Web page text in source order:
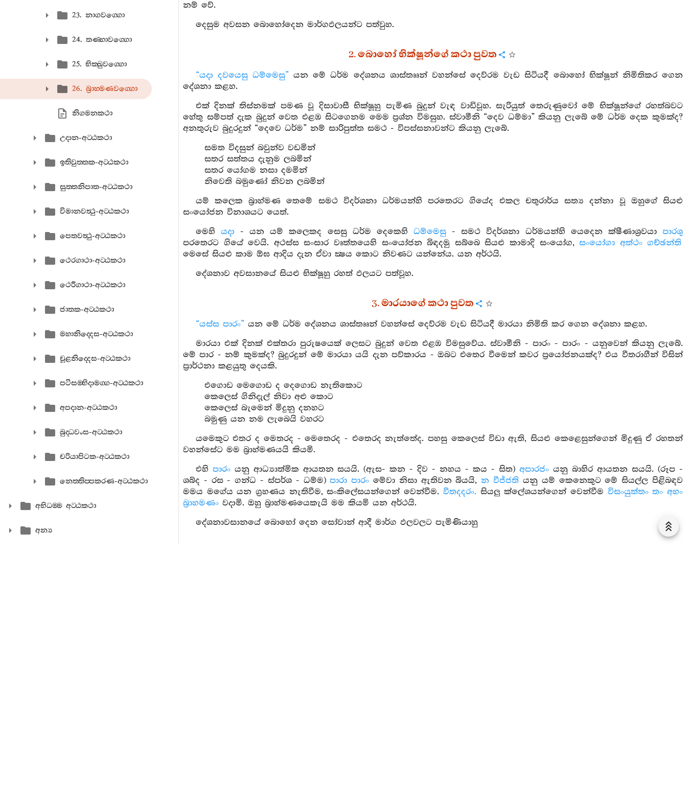
23. නාගවග‍්ගො
24. තණ‍්හාවග‍්ගො
25. භික‍්ඛුවග‍්ගො
26. බ්‍රාහ‍්මණවග‍්ගො
නිගමනකථා
උදාන-අට‍්ඨකථා
ඉතිවුත‍්තක-අට‍්ඨකථා
සුත‍්තනිපාත-අට‍්ඨකථා
විමානවත්‍ථු-අට‍්ඨකථා
පෙතවත්‍ථු-අට‍්ඨකථා
ථෙරගාථා-අට‍්ඨකථා
ථෙරීගාථා-අට‍්ඨකථා
ජාතක-අට‍්ඨකථා
මහානිද‍්දෙස-අට‍්ඨකථා
චූළනිද‍්දෙස-අට‍්ඨකථා
පටිසම‍්භිදාමග‍්ග-අට‍්ඨකථා
අපදාන-අට‍්ඨකථා
බුද‍්ධවංස-අට‍්ඨකථා
චරියාපිටක-අට‍්ඨකථා
නෙත‍්තිප‍්පකරණ-අට‍්ඨකථා
අභිධම‍්ම අට‍්ඨකථා
අන්‍ය
නම් වේ.
දෙසුම අවසන බොහෝදෙන මාර්ගඵලයන්ට පත්වුහ.
2. බොහෝ භික්ෂූන්ගේ කථා පුවත
“යදා දවයෙසු ධම්මෙසු”යන මේ ධර්ම දේශනය ශාස්තෲන් වහන්සේ දෙව්රම වැඩ සිටියදී බොහෝ භික්ෂූන් නිමිතිකර ගෙන
දේශනා කළහ.
එක් දිනක් තිස්නමක් පමණ වූ දිසාවාසී භික්ෂූහු පැමිණ බුදුන් වැඳ වාඩිවූහ. සැරියුත් තෙරුණුවෝ මේ භික්ෂූන්ගේ රහත්බවට
හේතු සම්පත් දැක බුදුන් වෙත එළඹ සිටගෙනම මෙම ප්‍රශ්න විමසුහ. ස්වාමීනි “දෙව ධම්මා” කියනු ලැබේ මේ ධර්ම දෙක කුමක්ද?
අනතුරුව බුදුරදුන් “දෙවෙ ධර්ම” නම් සාරිපුත්ත සමථ - විපස්සනාවන්ට කියනු ලැබේ.
සමත විදසුන් බවුන්ව වඩමින්
සතර සත්තය දැනුම ලබමින්
සතර යෝගම නසා දමමින්
නිවෙති බමුණෝ නිවන ලබමින්
යම් කලෙක බ්‍රාහ්මණ තෙමේ සමථ විදර්ශනා ධර්මයන්හි පරතෙරට ගියේද එකල චතුරාර්ය සත්‍ය දන්නා වූ ඔහුගේ සියළු
සංයෝජන විනාශයට යෙත්.
මෙහි යදා - යන යම් කලෙකද සෙසු ධර්ම දෙකෙහි ධම්මෙසු- සමථ විදර්ශනා ධර්මයන්හි යෙදෙන ක්ෂීණාශ්‍රවයාපාරශු
පරතෙරට ගියේ වෙයි. අථස්ස සංසාර වෘත්තයෙහි සංයෝජන බිඳදමු සබ්බෙ සියළු කාමාදි සංයෝග,සංයෝගා අත්ථං ගච්ඡන්ති
මෙසේ සියළු කාම ඕඝ ආදිය දැන ඒවා ක්‍ෂය කොට නිවණට යන්නේය. යන අර්ථයි.
දේශනාව අවසානයේ සියළු භික්ෂූහු රහත් ඵලයට පත්වූහ.
3. මාරයාගේ කථා පුවත
“යස්ස පාරං” යන මේ ධර්ම දේශනය ශාස්තෲන් වහන්සේ දෙව්රම වැඩ සිටියදී මාරයා නිමිති කර ගෙන දේශනා කළහ.
මාරයා එක් දිනක් එක්තරා පුරුෂයෙක් ලෙසට බුදුන් වෙත එළඹ විමසුවේය. ස්වාමීනි - පාරං - පාරං - යනුවෙන් කියනු ලැබේ.
මේ පාර - නම් කුමක්ද? බුදුරදුන් මේ මාරයා යයි දැන පව්කාරය - ඔබට එතෙර වීමෙන් කවර ප්‍රයෝජනයක්ද? එය වීතරාගීන් විසින්
ප්‍රාර්ථනා කළයුතු දෙයකි.
එගොඩ මෙගොඩ ද දෙගොඩ නැතිකොට
කෙලෙස් ගිනිදැල් නිවා අළු කොට
කෙලෙස් බැමෙන් මිදුනු දනහට
බමුණු යන නම ලැබෙයි වහරට
යමෙකුට එතර ද මෙතරද - මෙතෙරද - එතෙරද නැත්තේද. පහසු කෙලෙස් විඩා ඇති, සියළු කෙළෙසුන්ගෙන් මිදුණු ඒ රහතන්
වහන්සේට මම බ්‍රාහ්මණයයි කියමි.
එහි පාරංයනු ආධ්‍යාත්මික ආයතන සයයි. (ඇස- කන - දිව - නහය - කය - සිත)අපාරජං යනු බාහිර ආයතන සයයි. (රූප -
ශබ්ද - රස - ගන්ධ - ස්පර්ශ - ධම්ම)පාරා පාරං මේවා නිසා ඇතිවන බියයි,න වීජ්ජති යනු යම් කෙනෙකුට මේ සියල්ල පිළිබඳව
මමය මගේය යන ග්‍රහණය නැතිවීම, සංකිලේසයන්ගෙන් වෙන්වීම. වීතදදරං. සියලු ක්ලේශයන්ගෙන් වෙන්වීම විසංයුත්තං තං අහං
බ්‍රාහමණං වදාමි. ඔහු බ්‍රාහ්මණයෙකැයි මම කියමි යන අර්ථයි.
දේශනාවසානයේ බොහෝ දෙන සෝවාන් ආදී මාර්ග ඵලවලට පැමිණියාහු